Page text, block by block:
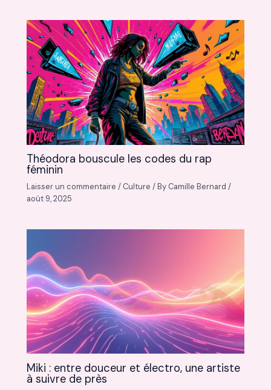
Théodora bouscule les codes du rap
féminin
Laisser un commentaire / Culture / By Camille Bernard/
août 9, 2025
Miki : entre douceur et électro, une artiste
à suivre de près